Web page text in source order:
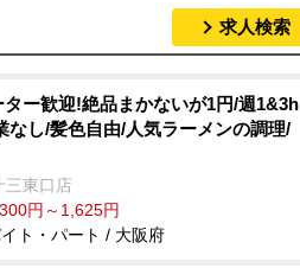
求人検索
ター歓迎!絶品まかないが1円/週1&3h
なし/髪色自由/人気ラーメンの調理/
三東口店
円～1,625円
ト・パート / 大阪府